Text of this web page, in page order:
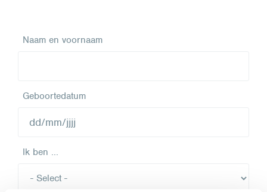
Naam en voornaam
Geboortedatum
Ik ben ...